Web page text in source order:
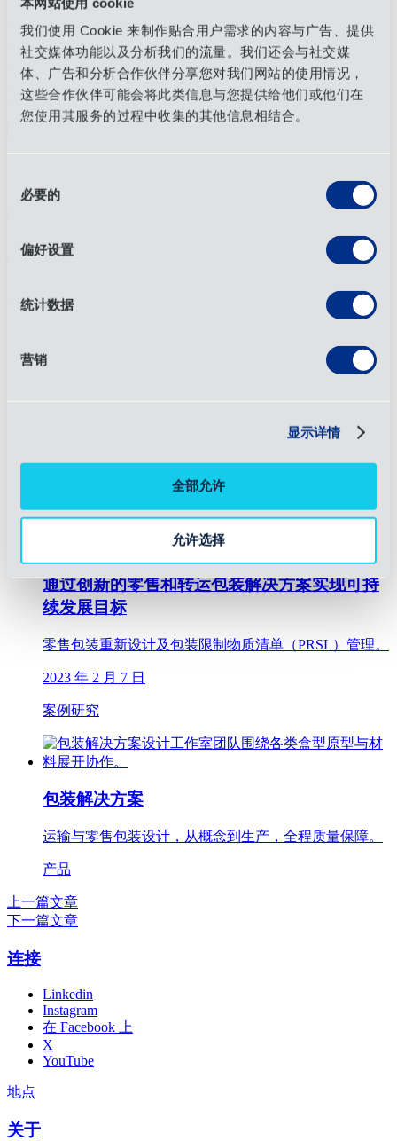
我们使用 Cookie 来制作贴合用户需求的内容与广告、提供
社交媒体功能以及分析我们的流量。我们还会与社交媒
体、广告和分析合作伙伴分享您对我们网站的使用情况，
这些合作伙伴可能会将此类信息与您提供给他们或他们在
您使用其服务的过程中收集的其他信息相结合。
必要的
偏好设置
统计数据
营销
显示详情
全部允许
允许选择
户，直至打造出精良且具备供应链就绪性的产品
售与运输的包装。
W我们认识到 认识到可持续性始于源头，
在包装中升华 ，并贯穿于运输管理中持续延伸。 无论是无论
合理调整纸箱尺寸、选用轻质材料，优化 托盘装载量，还
是设计防损环保包装，我们助您降低包装成本并降低运输成
本。
相关内容
所有文章
2023 年 4 月 6 日
通过创新的零售和转运包装解决方案实现可持
续发展目标
零售包装重新设计及包装限制物质清单（PRSL）管理。
2023 年 2 月 7 日
案例研究
包装解决方案
运输与零售包装设计，从概念到生产，全程质量保障。
产品
上一篇文章
下一篇文章
连接
Linkedin
Instagram
在 Facebook 上
X
YouTube
地点
关于